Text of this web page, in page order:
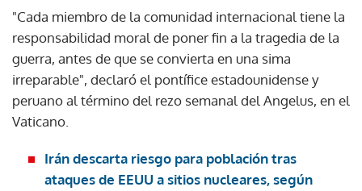
"Cada miembro de la comunidad internacional tiene la
responsabilidad moral de poner fin a la tragedia de la
guerra, antes de que se convierta en una sima
irreparable", declaró el pontífice estadounidense y
peruano al término del rezo semanal del Angelus, en el
Vaticano.
Irán descarta riesgo para población tras
ataques de EEUU a sitios nucleares, según